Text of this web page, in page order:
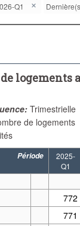
Q1
logements
Trimestrielle
de logements
Période
2025-
Q1
772
771